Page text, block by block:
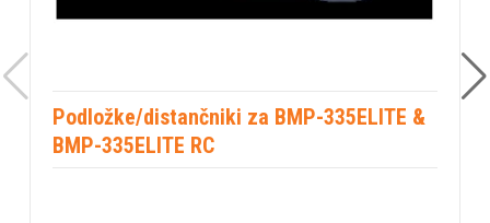
Podložke/distančniki za BMP-335ELITE &
BMP-335ELITE RC